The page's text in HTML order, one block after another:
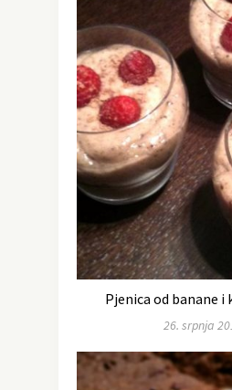
Pjenica od banane i
26. srpnja